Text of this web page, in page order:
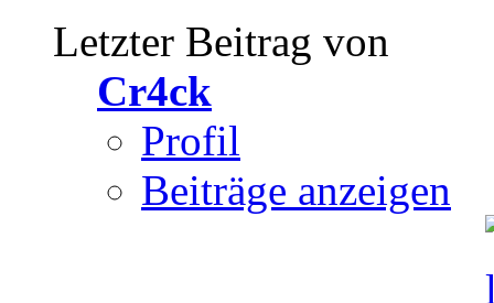
Letzter Beitrag von
Cr4ck
Profil
Beiträge anzeigen